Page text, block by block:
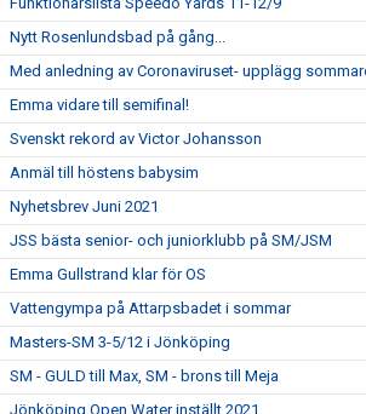
Nytt Rosenlundsbad på gång...
Med anledning av Coronaviruset- upplägg
Emma vidare till semifinal!
Svenskt rekord av Victor Johansson
Anmäl till höstens babysim
Nyhetsbrev Juni 2021
JSS bästa senior- och juniorklubb på SM/JSM
Emma Gullstrand klar för OS
Vattengympa på Attarpsbadet i sommar
Masters-SM 3-5/12 i Jönköping
SM - GULD till Max, SM - brons till Meja
Jönköping Open Water inställt 2021